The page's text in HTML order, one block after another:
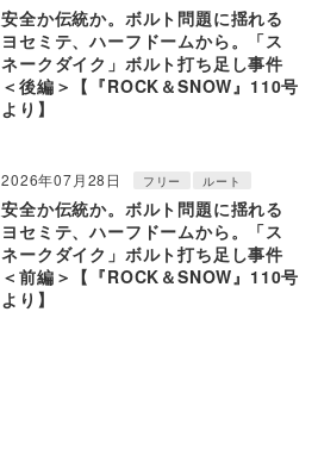
安全か伝統か。ボルト問題に揺れる
ヨセミテ、ハーフドームから。「ス
ネークダイク」ボルト打ち足し事件
＜後編＞【『ROCK＆SNOW』110号
より】
2026年07月28日 フリー ルート
安全か伝統か。ボルト問題に揺れる
ヨセミテ、ハーフドームから。「ス
ネークダイク」ボルト打ち足し事件
＜前編＞【『ROCK＆SNOW』110号
より】